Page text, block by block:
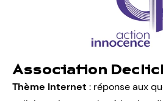
Association
Thème Internet : réponse aux